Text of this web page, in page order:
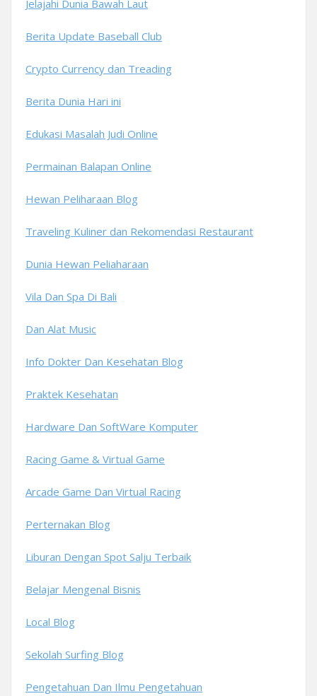
Jelajahi Dunia Bawah Laut
Berita Update Baseball Club
Crypto Currency dan Treading
Berita Dunia Hari ini
Edukasi Masalah Judi Online
Permainan Balapan Online
Hewan Peliharaan Blog
Traveling Kuliner dan Rekomendasi Restaurant
Dunia Hewan Peliaharaan
Vila Dan Spa Di Bali
Dan Alat Music
Info Dokter Dan Kesehatan Blog
Praktek Kesehatan
Hardware Dan SoftWare Komputer
Racing Game & Virtual Game
Arcade Game Dan Virtual Racing
Perternakan Blog
Liburan Dengan Spot Salju Terbaik
Belajar Mengenal Bisnis
Local Blog
Sekolah Surfing Blog
Pengetahuan Dan Ilmu Pengetahuan